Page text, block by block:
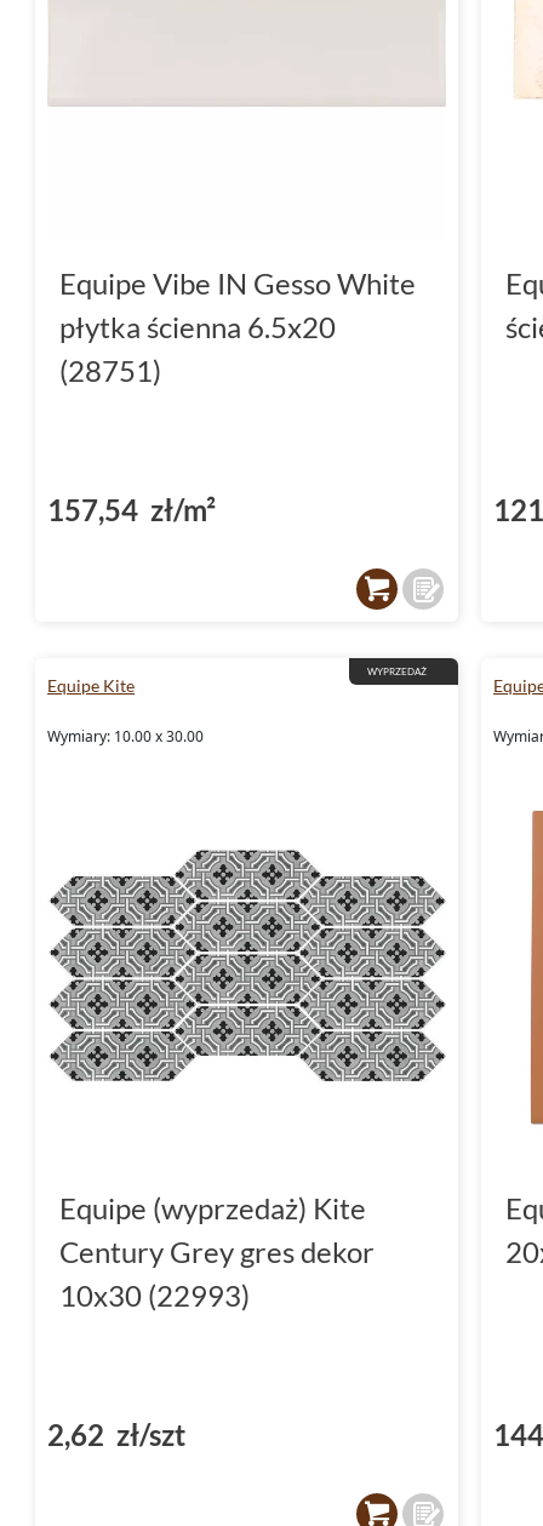
Equipe Vibe IN Gesso White
płytka ścienna 6.5x20
(28751)
157,54 zł/m²
WYPRZEDAŻ
Equipe Kite
Wymiary: 10.00 x 30.00
Equipe (wyprzedaż) Kite
Century Grey gres dekor
10x30 (22993)
2,62 zł/szt